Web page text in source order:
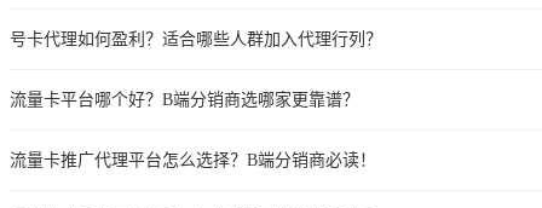
号卡代理如何盈利？适合哪些人群加入代理行列？
流量卡平台哪个好？B端分销商选哪家更靠谱？
流量卡推广代理平台怎么选择？B端分销商必读！